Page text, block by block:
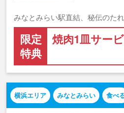
みなとみらい駅直結、秘伝のた
限定
特典
焼肉1皿サー
横浜エリア みなとみらい 食べ